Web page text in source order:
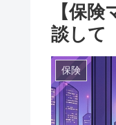
【保
談して
保険